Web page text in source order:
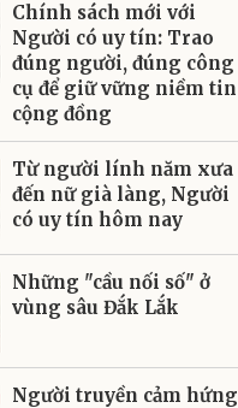
Chính sách mới với
Người có uy tín: Trao
đúng người, đúng công
cụ để giữ vững niềm tin
cộng đồng
Từ người lính năm xưa
đến nữ già làng, Người
có uy tín hôm nay
Những "cầu nối số" ở
vùng sâu Đắk Lắk
Người truyền cảm hứng